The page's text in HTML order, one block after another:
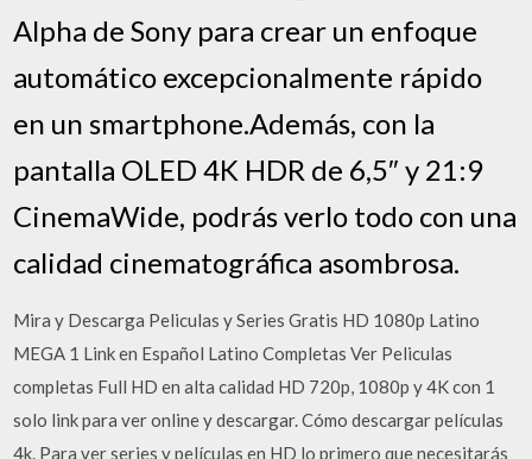
Alpha de Sony para crear un enfoque
automático excepcionalmente rápido
en un smartphone.Además, con la
pantalla OLED 4K HDR de 6,5″ y 21:9
CinemaWide, podrás verlo todo con una
calidad cinematográfica asombrosa.
Mira y Descarga Peliculas y Series Gratis HD 1080p Latino
MEGA 1 Link en Español Latino Completas Ver Peliculas
completas Full HD en alta calidad HD 720p, 1080p y 4K con 1
solo link para ver online y descargar. Cómo descargar películas
4k. Para ver series y películas en HD lo primero que necesitarás